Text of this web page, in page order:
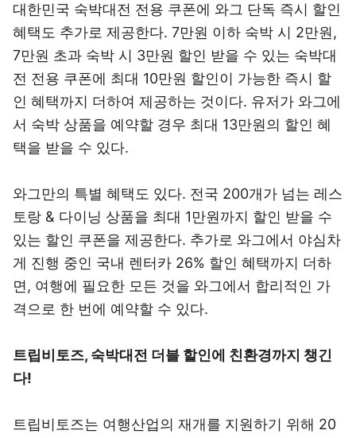
대한민국 숙박대전 전용 쿠폰에 와그 단독 즉시 할인
혜택도 추가로 제공한다. 7만원 이하 숙박 시 2만원,
7만원 초과 숙박 시 3만원 할인 받을 수 있는 숙박대
전 전용 쿠폰에 최대 10만원 할인이 가능한 즉시 할
인 혜택까지 더하여 제공하는 것이다. 유저가 와그에
서 숙박 상품을 예약할 경우 최대 13만원의 할인 혜
택을 받을 수 있다.
와그만의 특별 혜택도 있다. 전국 200개가 넘는 레스
토랑 & 다이닝 상품을 최대 1만원까지 할인 받을 수
있는 할인 쿠폰을 제공한다. 추가로 와그에서 야심차
게 진행 중인 국내 렌터카 26% 할인 혜택까지 더하
면, 여행에 필요한 모든 것을 와그에서 합리적인 가
격으로 한 번에 예약할 수 있다.
트립비토즈, 숙박대전 더블 할인에 친환경까지 챙긴
다!
트립비토즈는 여행산업의 재개를 지원하기 위해 20